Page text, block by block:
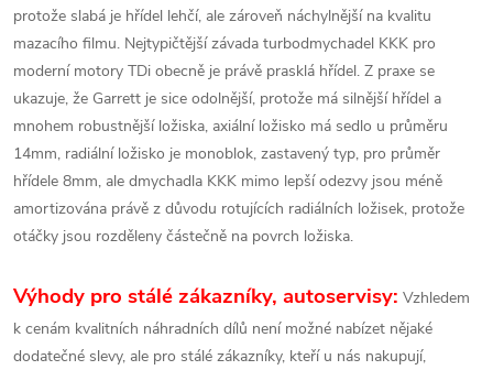
protože slabá je hřídel lehčí, ale zároveň náchylnější na kvalitu
mazacího filmu. Nejtypičtější závada turbodmychadel KKK pro
moderní motory TDi obecně je právě prasklá hřídel. Z praxe se
ukazuje, že Garrett je sice odolnější, protože má silnější hřídel a
mnohem robustnější ložiska, axiální ložisko má sedlo u průměru
14mm, radiální ložisko je monoblok, zastavený typ, pro průměr
hřídele 8mm, ale dmychadla KKK mimo lepší odezvy jsou méně
amortizována právě z důvodu rotujících radiálních ložisek, protože
otáčky jsou rozděleny částečně na povrch ložiska.
Výhody pro stálé zákazníky, autoservisy: Vzhledem
k cenám kvalitních náhradních dílů není možné nabízet nějaké
dodatečné slevy, ale pro stálé zákazníky, kteří u nás nakupují,